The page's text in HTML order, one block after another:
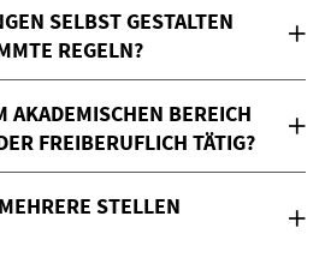
SELBST GESTALTEN
REGELN?
AKADEMISCHEN BEREICH
FREIBERUFLICH TÄTIG?
STELLEN